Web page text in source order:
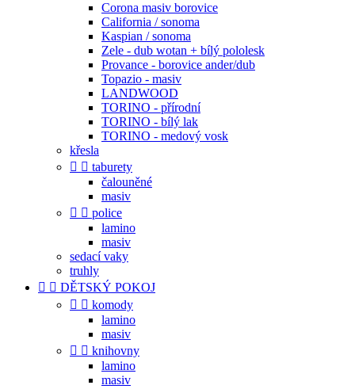
Corona masiv borovice
California / sonoma
Kaspian / sonoma
Zele - dub wotan + bílý pololesk
Provance - borovice ander/dub
Topazio - masiv
LANDWOOD
TORINO - přírodní
TORINO - bílý lak
TORINO - medový vosk
křesla
  taburety
čalouněné
masiv
  police
lamino
masiv
sedací vaky
truhly
  DĚTSKÝ POKOJ
  komody
lamino
masiv
  knihovny
lamino
masiv